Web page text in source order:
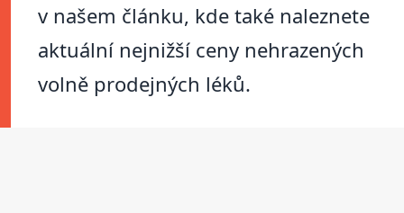
v našem článku, kde také naleznete
aktuální nejnižší ceny nehrazených
volně prodejných léků.